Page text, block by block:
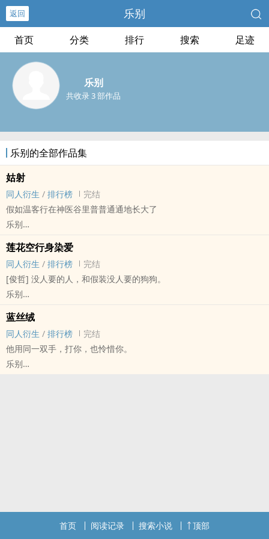
返回 乐别
首页 分类 排行 搜索 足迹
乐别
共收录 3 部作品
乐别的全部作品集
姑射
同人衍生 / 排行榜
完结
假如温客行在神医谷里普普通通地长大了
乐别
中篇 - 完结 - BE - 治愈
武侠
平行宇宙 假如温客行在神医谷正常长大 初次出谷时遇见了周子舒
时间线接剧版四大刺客
温见死不救 X 离开天窗的周子舒
或许你偶尔也羡慕另一个时空成为鬼主的自己
命运是围城
旧文搬运
莲花空行身染爱
同人衍生 / 排行榜
完结
[俊哲] 没人要的人，和假装没人要的狗狗。
乐别
现代 - 第二人称
关于人和人捡到的狗狗的小故事 短小干瘪
拟狗 真正的狗 萨摩耶那种狗 若有不适请及时关闭 感谢
第二人称 你：张哲瀚 狗狗：龚俊
蓝丝绒
同人衍生 / 排行榜
完结
他用同一双手，打你，也怜惜你。
乐别
首页 阅读记录 搜索小说 顶部